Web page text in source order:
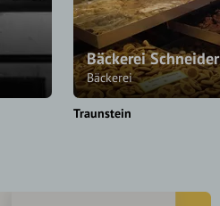
Bäckerei Schneider
Bäckerei
Traunstein